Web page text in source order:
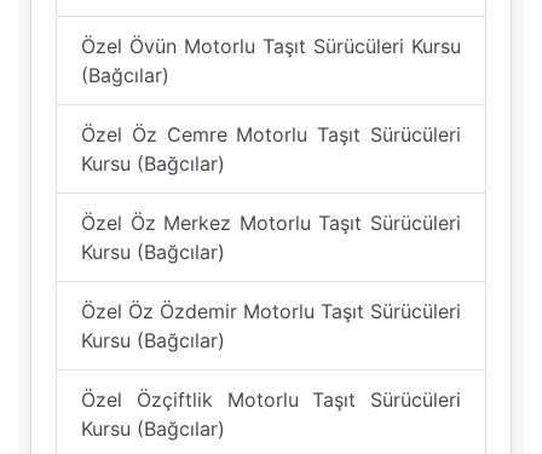
Özel Övün Motorlu Taşıt Sürücüleri Kursu
(Bağcılar)
Özel Öz Cemre Motorlu Taşıt Sürücüleri
Kursu (Bağcılar)
Özel Öz Merkez Motorlu Taşıt Sürücüleri
Kursu (Bağcılar)
Özel Öz Özdemir Motorlu Taşıt Sürücüleri
Kursu (Bağcılar)
Özel Özçiftlik Motorlu Taşıt Sürücüleri
Kursu (Bağcılar)